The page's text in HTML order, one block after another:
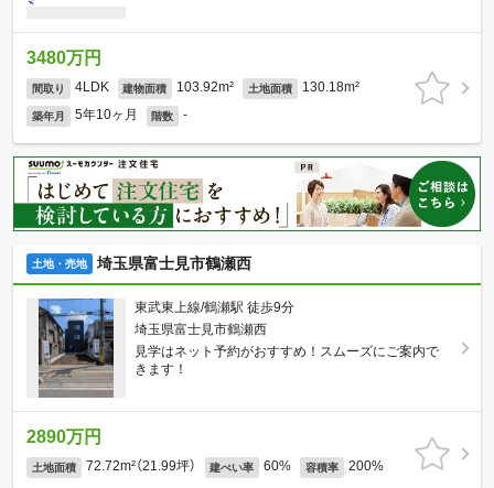
3480万円
間取り 4LDK 建物面積 103.92m² 土地面積 130.18m²
築年月 5年10ヶ月 階数 -
土地・売地 埼玉県富士見市鶴瀬西
東武東上線/鶴瀬駅 徒歩9分
埼玉県富士見市鶴瀬西
見学はネット予約がおすすめ！スムーズにご案内で
きます！
2890万円
土地面積 72.72m²（21.99坪） 建ぺい率 60% 容積率 200%